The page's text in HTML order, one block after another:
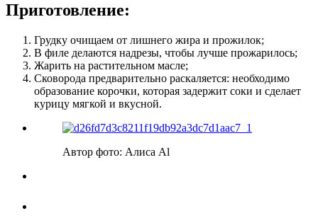
Приготовление:
Грудку очищаем от лишнего жира и прожилок;
В филе делаются надрезы, чтобы лучше прожарилось;
Жарить на растительном масле;
Сковорода предварительно раскаляется: необходимо
образование корочки, которая задержит соки и сделает
курицу мягкой и вкусной.
Автор фото: Алиса Al